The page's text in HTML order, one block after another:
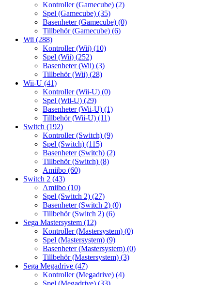
Kontroller (Gamecube) (2)
Spel (Gamecube) (35)
Basenheter (Gamecube) (0)
Tillbehör (Gamecube) (6)
Wii (288)
Kontroller (Wii) (10)
Spel (Wii) (252)
Basenheter (Wii) (3)
Tillbehör (Wii) (28)
Wii-U (41)
Kontroller (Wii-U) (0)
Spel (Wii-U) (29)
Basenheter (Wii-U) (1)
Tillbehör (Wii-U) (11)
Switch (192)
Kontroller (Switch) (9)
Spel (Switch) (115)
Basenheter (Switch) (2)
Tillbehör (Switch) (8)
Amiibo (60)
Switch 2 (43)
Amiibo (10)
Spel (Switch 2) (27)
Basenheter (Switch 2) (0)
Tillbehör (Switch 2) (6)
Sega Mastersystem (12)
Kontroller (Mastersystem) (0)
Spel (Mastersystem) (9)
Basenheter (Mastersystem) (0)
Tillbehör (Mastersystem) (3)
Sega Megadrive (47)
Kontroller (Megadrive) (4)